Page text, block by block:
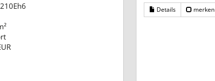
Details merken